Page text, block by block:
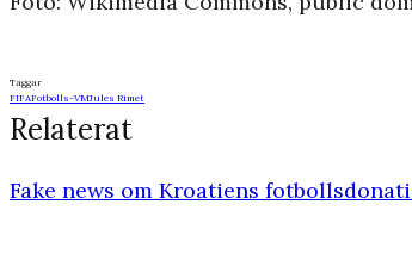
Taggar
FIFAFotbolls-VMJules Rimet
Relaterat
Fake news om Kroatiens